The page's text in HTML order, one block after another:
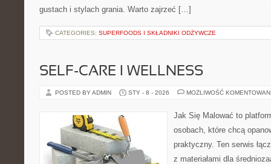
gustach i stylach grania. Warto zajrzeć […]
CATEGORIES: SUPERFOODS I SKŁADNIKI ODŻYWCZE
SELF-CARE I WELLNESS
POSTED BY ADMIN STY - 8 - 2026 MOŻLIWOŚĆ
Jak Się Malować to
osobach, które chcą
praktyczny. Ten serwis
z materiałami dla